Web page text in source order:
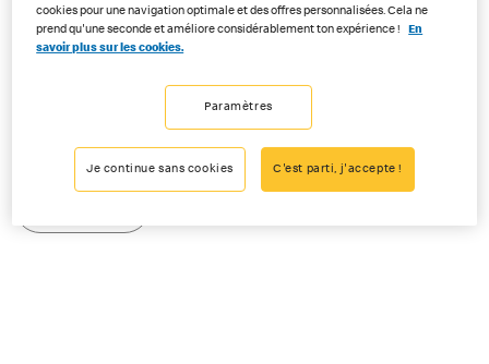
Commande directement sur
Divoora.ch
cookies pour une navigation optimale et des offres personnalisées. Cela ne
prend qu'une seconde et améliore considérablement ton expérience !
En
savoir plus sur les cookies.
Paramètres
Je continue sans cookies C'est parti, j'accepte !